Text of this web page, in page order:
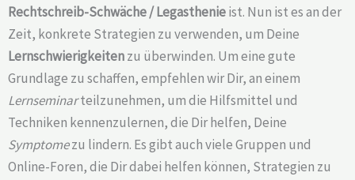
Rechtschreib-Schwäche /Legasthenieist. Nun ist es an der
Zeit, konkrete Strategien zu verwenden, um Deine
Lernschwierigkeitenzu überwinden. Um eine gute
Grundlage zu schaffen, empfehlen wir Dir, an einem
Lernseminarteilzunehmen, um die Hilfsmittel und
Techniken kennenzulernen, die Dir helfen, Deine
Symptomezu lindern. Es gibt auch viele Gruppen und
Online-Foren, die Dir dabei helfen können, Strategien zu